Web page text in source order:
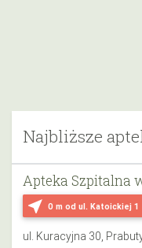
Najbliższe
near_me 0 m od ul. Katoickiej 1
Apteka Szpitalna
ul. Kuracyjna 30,